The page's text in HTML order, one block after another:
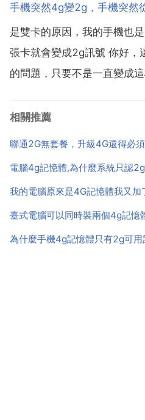
在用hd3870x2 只認了3g 什
手機突然4g變2g，手機突然
是雙卡的原因，我的手機也
張卡就會變成2g訊號 你好，
的問題，只要不是一直變成
完，手機就變成卡頓和慢啦
相關推薦
聯通2G無套餐，升級4G還得必
電腦4g記憶體,為什麼系統只認2g
為什麼手機4g記憶體只有2g可用